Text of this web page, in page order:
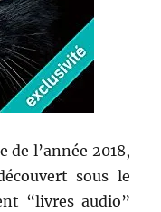
de l’année 2018,
sous le
“livres audio”